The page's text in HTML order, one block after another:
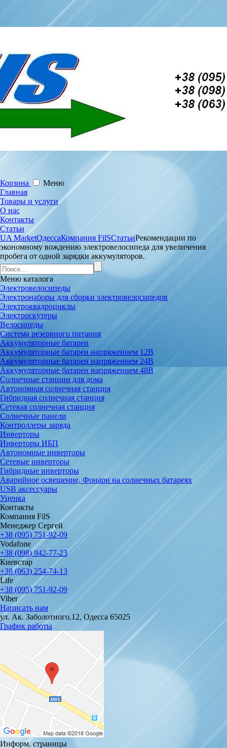
Корзина
Меню
Главная
Товары и услуги
О нас
Контакты
Статьи
UA MarketОдессаКомпания FilSСтатьиРекомендации по
экономному вождению электровелосипеда для увеличения
пробега от одной зарядки аккумуляторов.
Меню каталога
Электровелосипеды
Электронаборы для сборки электровелосипедов
Электроквадроциклы
Электроскутеры
Велосипеды
Система резервного питания
Аккумуляторные батареи
Аккумуляторные батареи напряжением 12В
Аккумуляторные батареи напряжением 24В
Аккумуляторные батареи напряжением 48В
Солнечные станции для дома
Автономная солнечная станция
Гибридная солнечная станция
Сетевая солнечная станция
Солнечные панели
Контроллеры заряда
Инверторы
Инверторы ИБП
Автономные инверторы
Сетевые инверторы
Гибридные инверторы
Аварийное освещение, Фонари на солнечных батареях
USB аксессуары
Уценка
Контакты
Компания FilS
Менеджер Сергей
+38 (095) 751-92-09
Vodafone
+38 (098) 942-77-23
Киевстар
+38 (063) 254-74-13
Life
+38 (095) 751-92-09
Viber
Написать нам
ул. Ак. Заболотного,12, Одесса 65025
График работы
Информ. страницы